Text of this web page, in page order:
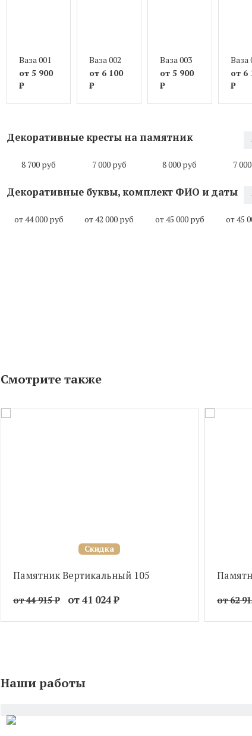
Ваза 001
от 5 900
₽
Ваза 002
от 6 100
₽
Ваза 003
от 5 900
₽
Ваза
от 6
₽
Декоративные кресты на памятник
8 700 руб 7 000 руб 8 000 руб 7
Декоративные буквы, комплект ФИО и даты
от 44 000 руб от 42 000 руб от 45 000 руб от 45
Смотрите также
Скидка
Памятник Вертикальный 105
от 44 915₽ от 41 024₽ от 62
Наши работы